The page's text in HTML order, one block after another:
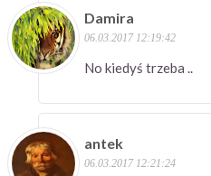
Damira
06.03.2017 12:19:42
No kiedyś trzeba ..
antek
06.03.2017 12:21:24